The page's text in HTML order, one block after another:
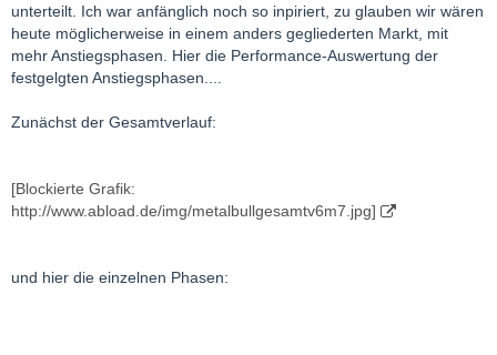
unterteilt. Ich war anfänglich noch so inpiriert, zu glauben wir wären
heute möglicherweise in einem anders gegliederten Markt, mit
mehr Anstiegsphasen. Hier die Performance-Auswertung der
festgelgten Anstiegsphasen....
Zunächst der Gesamtverlauf:
[Blockierte Grafik:
http://www.abload.de/img/metalbullgesamtv6m7.jpg]
und hier die einzelnen Phasen: